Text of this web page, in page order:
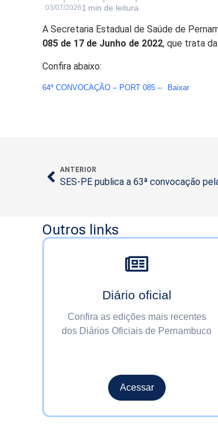
03/07/2026
A Secretaria Estadual de Saúde de
085 de 17 de Junho de 2022, que trata
Confira abaixo:
64ª CONVOCAÇÃO – PORT 085 – Baixar
ANTERIOR
Outros links
Diário oficial
Confira as edições mais recentes
dos Diários Oficiais de Pernambuco
Acessar